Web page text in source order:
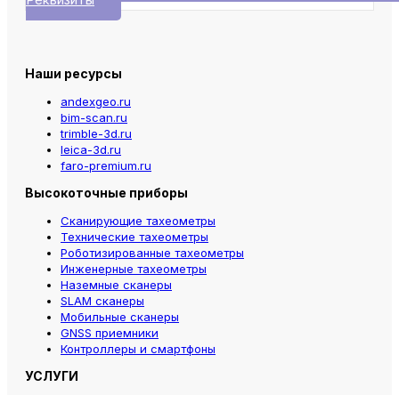
Наши ресурсы
andexgeo.ru
bim-scan.ru
trimble-3d.ru
leica-3d.ru
faro-premium.ru
Высокоточные приборы
Сканирующие тахеометры
Технические тахеометры
Роботизированные тахеометры
Инженерные тахеометры
Наземные сканеры
SLAM сканеры
Мобильные сканеры
GNSS приемники
Контроллеры и смартфоны
УСЛУГИ